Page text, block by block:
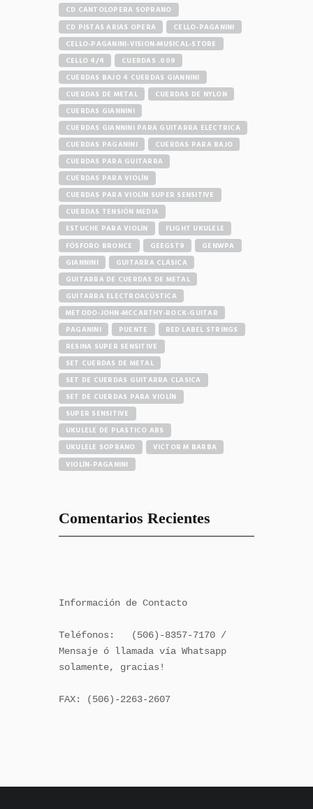
CD CANTOLOPERA SOPRANO
CD PISTAS ARIAS OPERA
CELLO-PAGANINI
CELLO-PAGANINI-VISION-MUSICAL-STORE
CELLO 4/4
CUERDAS .009
CUERDAS BAJO 4 CUERDAS GIANNINI
CUERDAS DE METAL
CUERDAS DE NYLON
CUERDAS GIANNINI
CUERDAS GIANNINI PARA GUITARRA ELÉCTRICA
CUERDAS PAGANINI
CUERDAS PARA BAJO
CUERDAS PARA GUITARRA
CUERDAS PARA VIOLÍN
CUERDAS PARA VIOLÍN SUPER SENSITIVE
CUERDAS TENSIÓN MEDIA
ESTUCHE PARA VIOLÍN
FLIGHT UKULELE
FÓSFORO BRONCE
GEEGST9
GENWPA
GIANNINI
GUITARRA CLÁSICA
GUITARRA DE CUERDAS DE METAL
GUITARRA ELECTROACÚSTICA
METODO-JOHN-MCCARTHY-ROCK-GUITAR
PAGANINI
PUENTE
RED LABEL STRINGS
RESINA SUPER SENSITIVE
SET CUERDAS DE METAL
SET DE CUERDAS GUITARRA CLASICA
SET DE CUERDAS PARA VIOLÍN
SUPER SENSITIVE
UKULELE DE PLASTICO ABS
UKULELE SOPRANO
VICTOR M BARBA
VIOLÍN-PAGANINI
Comentarios Recientes
Información de Contacto
Teléfonos:   (506)-8357-7170 /
Mensaje ó llamada vía Whatsapp
solamente, gracias!
FAX: (506)-2263-2607